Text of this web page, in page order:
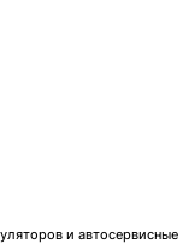
и автосервисные